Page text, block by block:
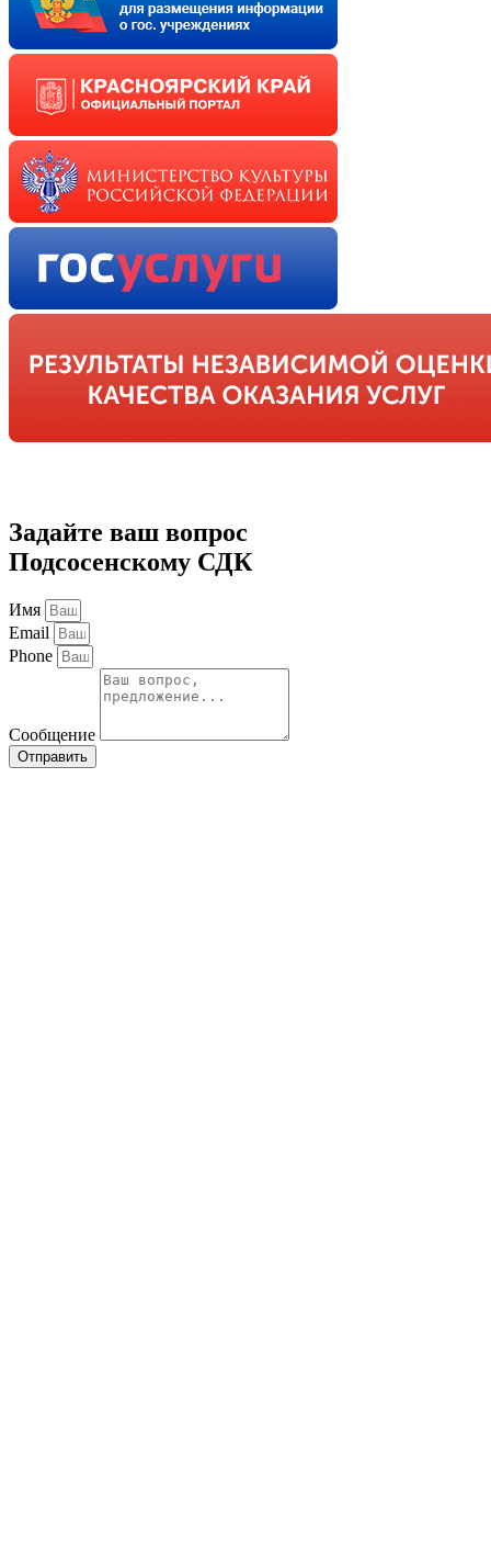
Задайте ваш вопрос
Подсосенскому СДК
Имя
Email
Phone
Сообщение
Отправить